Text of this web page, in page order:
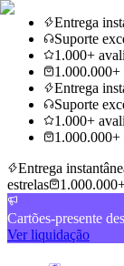
Entrega
Suporte
1.000+
1.000.000+
Entrega
Suporte
1.000+
1.000.000+
Entrega
estrelas
Cartões-presente
Ver liquidação